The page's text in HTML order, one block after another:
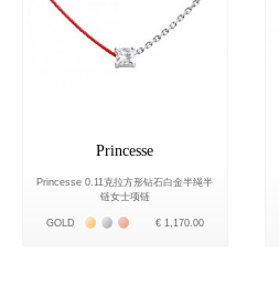
Princesse
Princesse 0.11克拉方形钻石白金半绳半
链女士项链
GOLD Жёлтое золото 18К
Белое золото 18К
Розовое золото 18К
€ 1,170.00